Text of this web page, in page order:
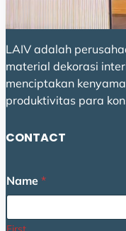
LAIV adalah
material dekorasi
menciptakan
produktivitas para
CONTACT
Name *